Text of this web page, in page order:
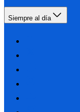
Siempre al día